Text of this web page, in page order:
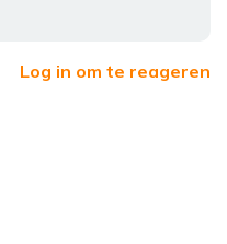
Log in om te reageren